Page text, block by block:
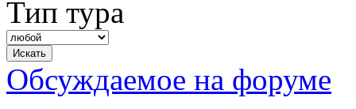
Тип тура
Обсуждаемое на форуме